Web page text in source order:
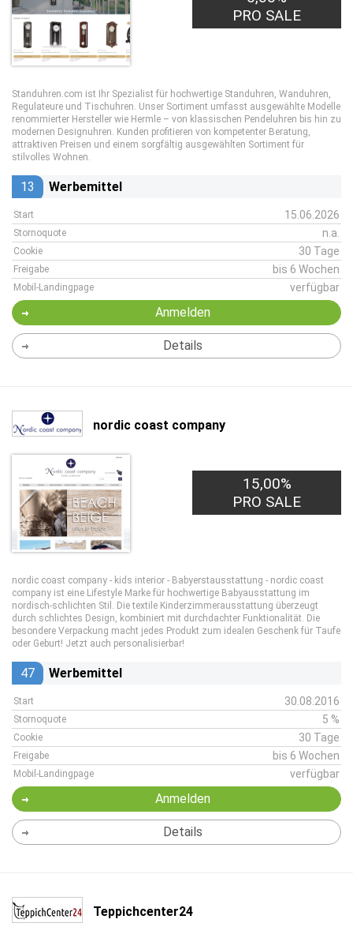
PRO SALE
Standuhren.com ist Ihr Spezialist für hochwertige Standuhren, Wanduhren,
Regulateure und Tischuhren. Unser Sortiment umfasst ausgewählte Modelle
renommierter Hersteller wie Hermle – von klassischen Pendeluhren bis hin zu
modernen Designuhren. Kunden profitieren von kompetenter Beratung,
attraktiven Preisen und einem sorgfältig ausgewählten Sortiment für
stilvolles Wohnen.
13 Werbemittel
Start 15.06.2026
Stornoquote n.a.
Cookie 30 Tage
Freigabe bis 6 Wochen
Mobil-Landingpage verfügbar
Anmelden
Details
nordic coast company
15,00%
PRO SALE
nordic coast company - kids interior - Babyerstausstattung - nordic coast
company ist eine Lifestyle Marke für hochwertige Babyausstattung im
nordisch-schlichten Stil. Die textile Kinderzimmerausstattung überzeugt
durch schlichtes Design, kombiniert mit durchdachter Funktionalität. Die
besondere Verpackung macht jedes Produkt zum idealen Geschenk für Taufe
oder Geburt! Jetzt auch personalisierbar!
47 Werbemittel
Start 30.08.2016
Stornoquote 5 %
Cookie 30 Tage
Freigabe bis 6 Wochen
Mobil-Landingpage verfügbar
Anmelden
Details
Teppichcenter24